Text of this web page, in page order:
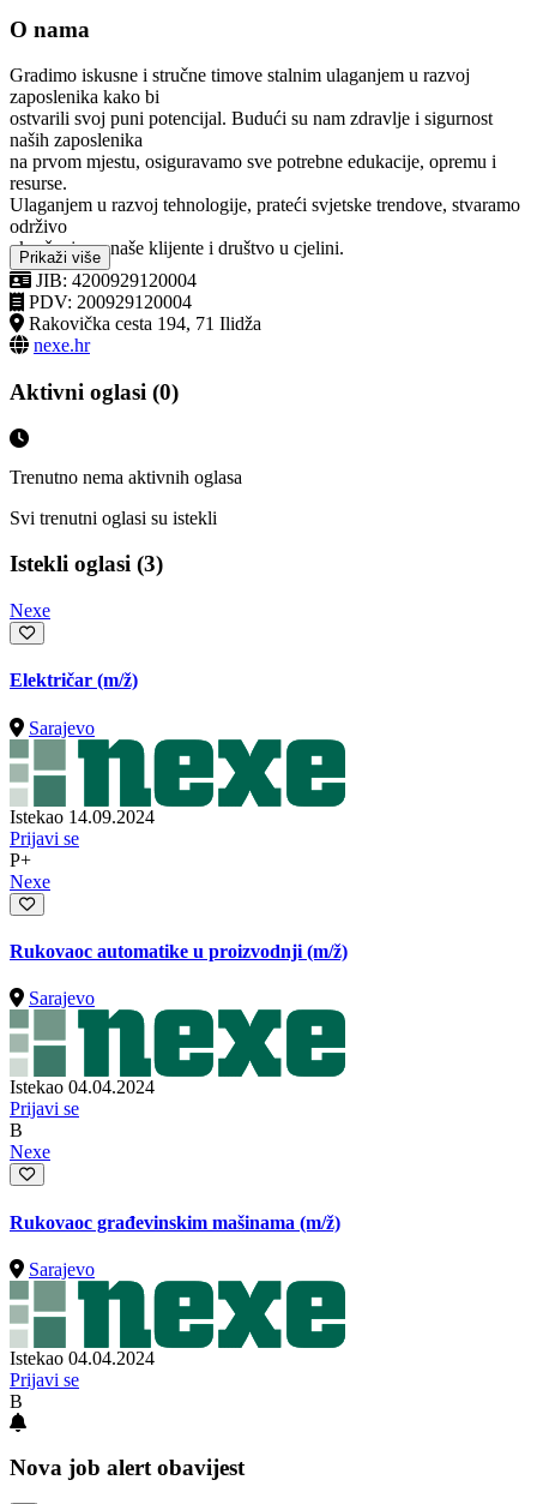
O nama
Gradimo iskusne i stručne timove stalnim ulaganjem u razvoj
zaposlenika kako bi
ostvarili svoj puni potencijal. Budući su nam zdravlje i sigurnost
naših zaposlenika
na prvom mjestu, osiguravamo sve potrebne edukacije, opremu i
resurse.
Ulaganjem u razvoj tehnologije, prateći svjetske trendove, stvaramo
održivo
okruženje za naše klijente i društvo u cjelini.
Prikaži više
JIB: 4200929120004
PDV: 200929120004
Rakovička cesta 194, 71 Ilidža
nexe.hr
Aktivni oglasi (0)
Trenutno nema aktivnih oglasa
Svi trenutni oglasi su istekli
Istekli oglasi (3)
Nexe
Električar (m/ž)
Sarajevo
Istekao 14.09.2024
Prijavi se
P+
Nexe
Rukovaoc automatike u proizvodnji (m/ž)
Sarajevo
Istekao 04.04.2024
Prijavi se
B
Nexe
Rukovaoc građevinskim mašinama (m/ž)
Sarajevo
Istekao 04.04.2024
Prijavi se
B
Nova job alert obavijest